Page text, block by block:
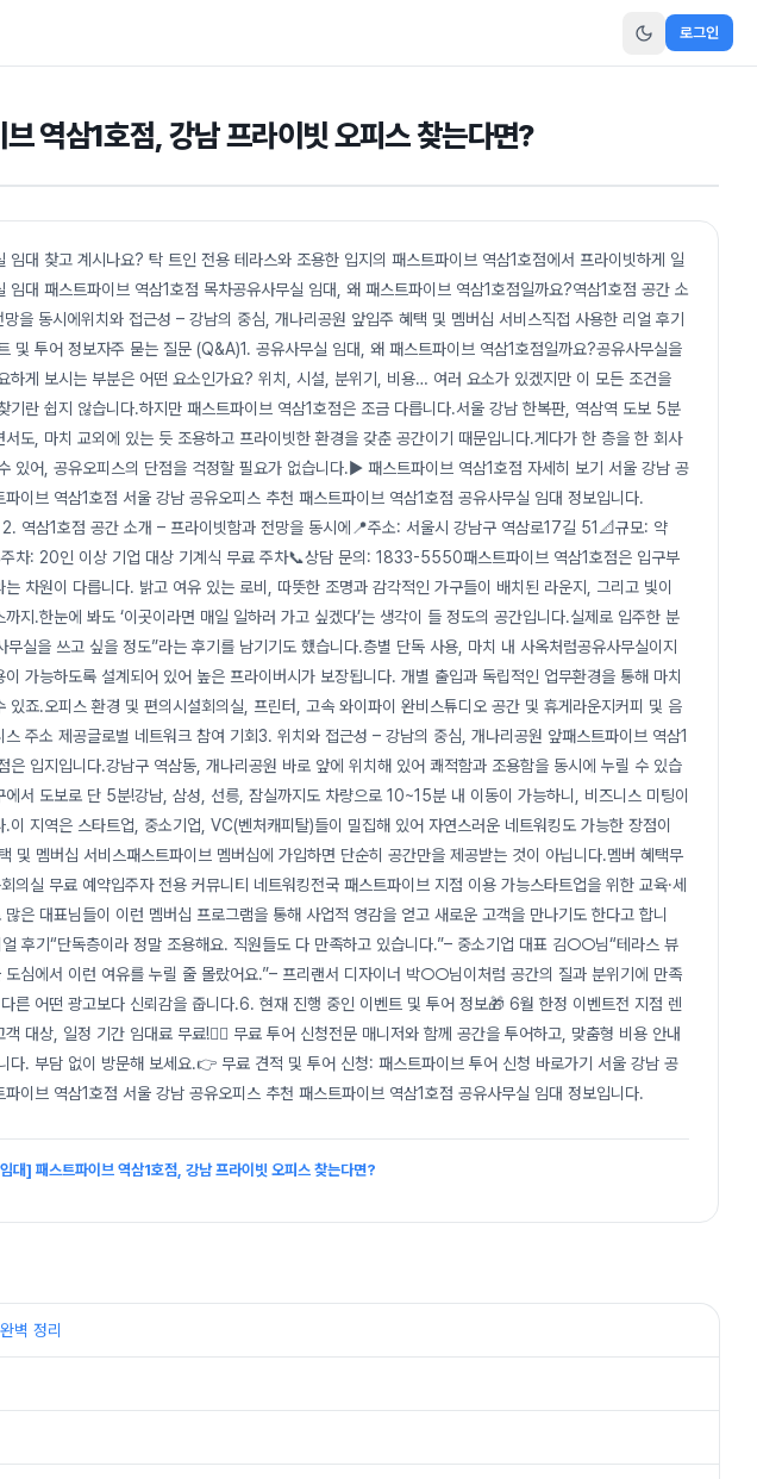
로그인
역삼1호점, 강남 프라이빗 오피스 찾는다면?
임대 찾고 계시나요? 탁 트인 전용 테라스와 조용한 입지의 패스트파이브 역삼1호점에서 프라이빗하게 일
임대 패스트파이브 역삼1호점 목차공유사무실 임대, 왜 패스트파이브 역삼1호점일까요?역삼1호점 공간 소
을 동시에위치와 접근성 – 강남의 중심, 개나리공원 앞입주 혜택 및 멤버십 서비스직접 사용한 리얼 후기
및 투어 정보자주 묻는 질문 (Q&A)1. 공유사무실 임대, 왜 패스트파이브 역삼1호점일까요?공유사무실을
하게 보시는 부분은 어떤 요소인가요? 위치, 시설, 분위기, 비용… 여러 요소가 있겠지만 이 모든 조건을
기란 쉽지 않습니다.하지만 패스트파이브 역삼1호점은 조금 다릅니다.서울 강남 한복판, 역삼역 도보 5분
서도, 마치 교외에 있는 듯 조용하고 프라이빗한 환경을 갖춘 공간이기 때문입니다.게다가 한 층을 한 회사
있어, 공유오피스의 단점을 걱정할 필요가 없습니다.▶️ 패스트파이브 역삼1호점 자세히 보기 서울 강남 공
이브 역삼1호점 서울 강남 공유오피스 추천 패스트파이브 역삼1호점 공유사무실 임대 정보입니다.
삼1호점 공간 소개 – 프라이빗함과 전망을 동시에📍주소: 서울시 강남구 역삼로17길 51📐규모: 약
차: 20인 이상 기업 대상 기계식 무료 주차📞상담 문의: 1833-5550패스트파이브 역삼1호점은 입구부
차원이 다릅니다. 밝고 여유 있는 로비, 따뜻한 조명과 감각적인 가구들이 배치된 라운지, 그리고 빛이
지.한눈에 봐도 ‘이곳이라면 매일 일하러 가고 싶겠다’는 생각이 들 정도의 공간입니다.실제로 입주한 분
무실을 쓰고 싶을 정도”라는 후기를 남기기도 했습니다.층별 단독 사용, 마치 내 사옥처럼공유사무실이지
가능하도록 설계되어 있어 높은 프라이버시가 보장됩니다. 개별 출입과 독립적인 업무환경을 통해 마치
있죠.오피스 환경 및 편의시설회의실, 프린터, 고속 와이파이 완비스튜디오 공간 및 휴게라운지커피 및 음
스 주소 제공글로벌 네트워크 참여 기회3. 위치와 접근성 – 강남의 중심, 개나리공원 앞패스트파이브 역삼1
은 입지입니다.강남구 역삼동, 개나리공원 바로 앞에 위치해 있어 쾌적함과 조용함을 동시에 누릴 수 있습
에서 도보로 단 5분!강남, 삼성, 선릉, 잠실까지도 차량으로 10~15분 내 이동이 가능하니, 비즈니스 미팅이
.이 지역은 스타트업, 중소기업, VC(벤처캐피탈)들이 밀집해 있어 자연스러운 네트워킹도 가능한 장점이
및 멤버십 서비스패스트파이브 멤버십에 가입하면 단순히 공간만을 제공받는 것이 아닙니다.멤버 혜택무
의실 무료 예약입주자 전용 커뮤니티 네트워킹전국 패스트파이브 지점 이용 가능스타트업을 위한 교육·세
많은 대표님들이 이런 멤버십 프로그램을 통해 사업적 영감을 얻고 새로운 고객을 만나기도 한다고 합니
후기“단독층이라 정말 조용해요. 직원들도 다 만족하고 있습니다.”– 중소기업 대표 김○○님“테라스 뷰
도심에서 이런 여유를 누릴 줄 몰랐어요.”– 프리랜서 디자이너 박○○님이처럼 공간의 질과 분위기에 만족
른 어떤 광고보다 신뢰감을 줍니다.6. 현재 진행 중인 이벤트 및 투어 정보🎁 6월 한정 이벤트전 지점 렌
객 대상, 일정 기간 임대료 무료!🕵️‍♀️ 무료 투어 신청전문 매니저와 함께 공간을 투어하고, 맞춤형 비용 안내
다. 부담 없이 방문해 보세요.👉 무료 견적 및 투어 신청: 패스트파이브 투어 신청 바로가기 서울 강남 공
이브 역삼1호점 서울 강남 공유오피스 추천 패스트파이브 역삼1호점 공유사무실 임대 정보입니다.
대] 패스트파이브 역삼1호점, 강남 프라이빗 오피스 찾는다면?
벽 정리